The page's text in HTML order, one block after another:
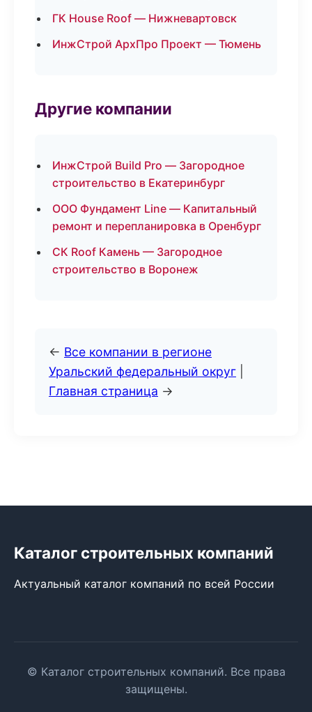
ГК House Roof — Нижневартовск
ИнжСтрой АрхПро Проект — Тюмень
Другие компании
ИнжСтрой Build Pro — Загородное
строительство в Екатеринбург
ООО Фундамент Line — Капитальный
ремонт и перепланировка в Оренбург
СК Roof Камень — Загородное
строительство в Воронеж
← Все компании в регионе
Уральский федеральный округ
Главная страница →
Каталог строительных компаний
Актуальный каталог компаний по всей России
© Каталог строительных компаний. Все права
защищены.